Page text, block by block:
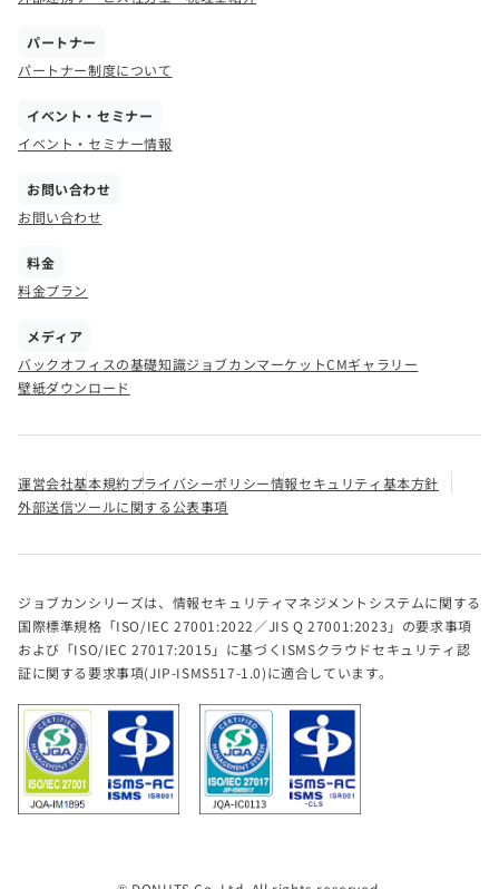
パートナー
パートナー制度について
イベント・セミナー
イベント・セミナー情報
お問い合わせ
お問い合わせ
料金
料金プラン
メディア
バックオフィスの基礎知識ジョブカンマーケットCMギャラリー
壁紙ダウンロード
運営会社基本規約プライバシーポリシー情報セキュリティ基本方針
外部送信ツールに関する公表事項
ジョブカンシリーズは、情報セキュリティマネジメントシステムに関する
国際標準規格「ISO/IEC 27001:2022／JIS Q 27001:2023」の要求事項
および「ISO/IEC 27017:2015」に基づくISMSクラウドセキュリティ認
証に関する要求事項(JIP-ISMS517-1.0)に適合しています。